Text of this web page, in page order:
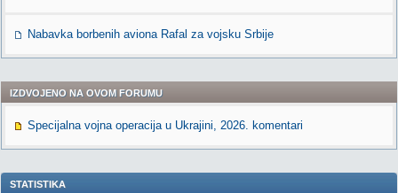
Nabavka borbenih aviona Rafal za vojsku Srbije
IZDVOJENO NA OVOM FORUMU
Specijalna vojna operacija u Ukrajini, 2026. komentari
STATISTIKA